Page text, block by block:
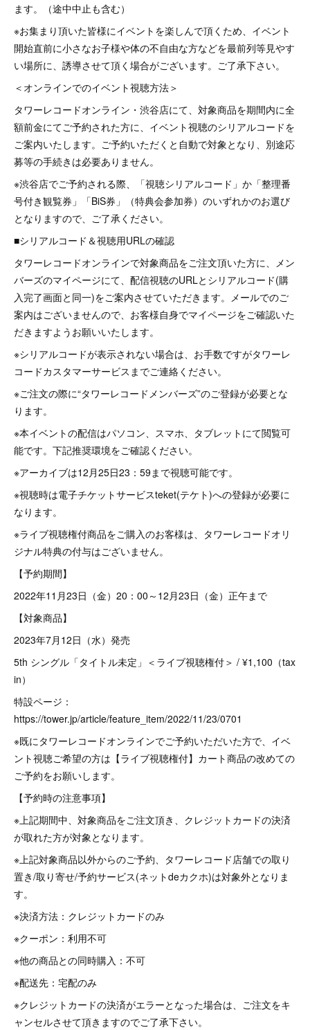
ます。（途中中止も含む）
※お集まり頂いた皆様にイベントを楽しんで頂くため、イベント
開始直前に小さなお子様や体の不自由な方などを最前列等見やす
い場所に、誘導させて頂く場合がございます。ご了承下さい。
＜オンラインでのイベント視聴方法＞
タワーレコードオンライン・渋谷店にて、対象商品を期間内に全
額前金にてご予約された方に、イベント視聴のシリアルコードを
ご案内いたします。ご予約いただくと自動で対象となり、別途応
募等の手続きは必要ありません。
※渋谷店でご予約される際、「視聴シリアルコード」か「整理番
号付き観覧券」「BiS券」（特典会参加券）のいずれかのお選び
となりますので、ご了承ください。
■シリアルコード＆視聴用URLの確認
タワーレコードオンラインで対象商品をご注文頂いた方に、メン
バーズのマイページにて、配信視聴のURLとシリアルコード(購
入完了画面と同一)をご案内させていただきます。メールでのご
案内はございませんので、お客様自身でマイページをご確認いた
だきますようお願いいたします。
※シリアルコードが表示されない場合は、お手数ですがタワーレ
コードカスタマーサービスまでご連絡ください。
※ご注文の際に“タワーレコードメンバーズ”のご登録が必要とな
ります。
※本イベントの配信はパソコン、スマホ、タブレットにて閲覧可
能です。下記推奨環境をご確認ください。
※アーカイブは12月25日23：59まで視聴可能です。
※視聴時は電子チケットサービスteket(テケト)への登録が必要に
なります。
※ライブ視聴権付商品をご購入のお客様は、タワーレコードオリ
ジナル特典の付与はございません。
【予約期間】
2022年11月23日（金）20：00～12月23日（金）正午まで
【対象商品】
2023年7月12日（水）発売
5th シングル「タイトル未定」＜ライブ視聴権付＞ / ¥1,100（tax
in）
特設ページ：
https://tower.jp/article/feature_item/2022/11/23/0701
※既にタワーレコードオンラインでご予約いただいた方で、イベ
ント視聴ご希望の方は【ライブ視聴権付】カート商品の改めての
ご予約をお願いします。
【予約時の注意事項】
※上記期間中、対象商品をご注文頂き、クレジットカードの決済
が取れた方が対象となります。
※上記対象商品以外からのご予約、タワーレコード店舗での取り
置き/取り寄せ/予約サービス(ネットdeカクホ)は対象外となりま
す。
※決済方法：クレジットカードのみ
※クーポン：利用不可
※他の商品との同時購入：不可
※配送先：宅配のみ
※クレジットカードの決済がエラーとなった場合は、ご注文をキ
ャンセルさせて頂きますのでご了承下さい。